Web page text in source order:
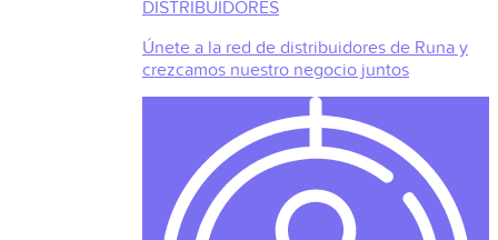
DISTRIBUIDORES
Únete a la red de distribuidores de Runa y
crezcamos nuestro negocio juntos